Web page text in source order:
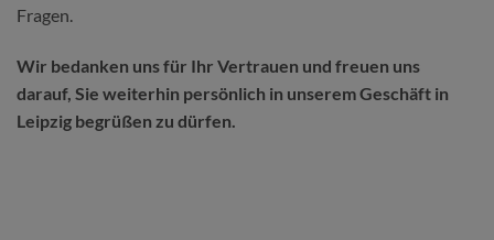
Fragen.
Wir bedanken uns für Ihr Vertrauen und freuen uns
darauf, Sie weiterhin persönlich in unserem Geschäft in
Leipzig begrüßen zu dürfen.